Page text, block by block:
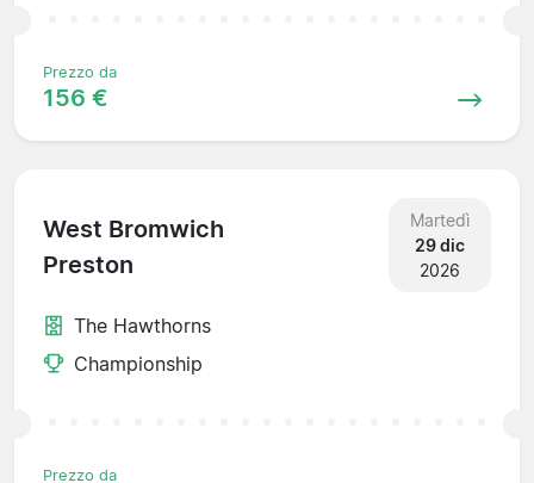
Prezzo da
156 €
West Bromwich
Preston
Martedì
29 dic
2026
The Hawthorns
Championship
Prezzo da